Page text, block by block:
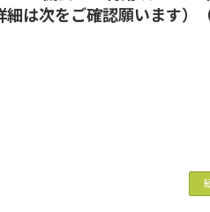
は次をご確認願います）